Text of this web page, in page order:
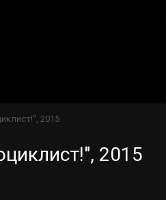
2015
2015